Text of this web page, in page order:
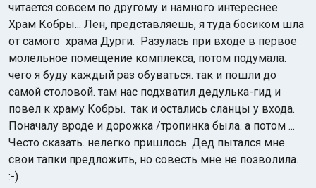
читается совсем по другому и намного интереснее.
Храм Кобры... Лен, представляешь, я туда босиком шла
от самого храма Дурги. Разулась при входе в первое
молельное помещение комплекса, потом подумала.
чего я буду каждый раз обуваться. так и пошли до
самой столовой. там нас подхватил дедулька-гид и
повел к храму Кобры. так и остались сланцы у входа.
Поначалу вроде и дорожка /тропинка была. а потом ...
Често сказать. нелегко пришлось. Дед пытался мне
свои тапки предложить, но совесть мне не позволила.
:-)